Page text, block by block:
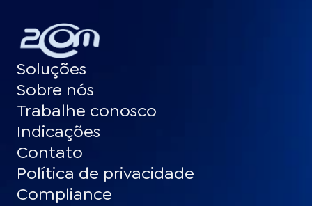
Soluções
Sobre nós
Trabalhe conosco
Indicações
Contato
Política de privacidade
Compliance